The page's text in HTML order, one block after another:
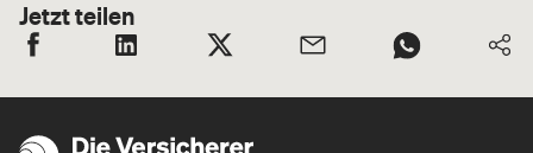
Jetzt teilen